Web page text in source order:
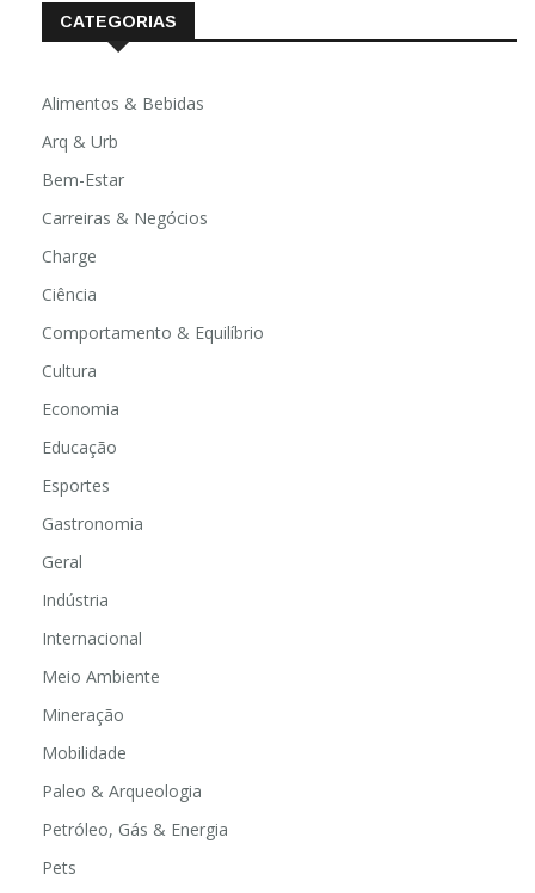
CATEGORIAS
Alimentos & Bebidas
Arq & Urb
Bem-Estar
Carreiras & Negócios
Charge
Ciência
Comportamento & Equilíbrio
Cultura
Economia
Educação
Esportes
Gastronomia
Geral
Indústria
Internacional
Meio Ambiente
Mineração
Mobilidade
Paleo & Arqueologia
Petróleo, Gás & Energia
Pets